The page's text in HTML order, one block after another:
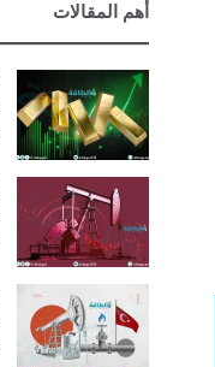
أهم المقالات